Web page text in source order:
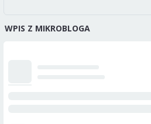
WPIS Z MIKROBLOGA